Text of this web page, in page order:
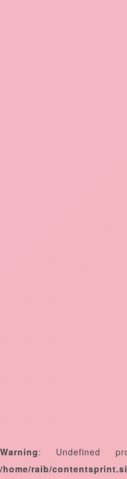
Warning: Undefined
/home/raib/